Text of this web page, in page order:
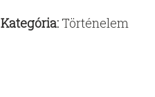
Kategória:Történelem